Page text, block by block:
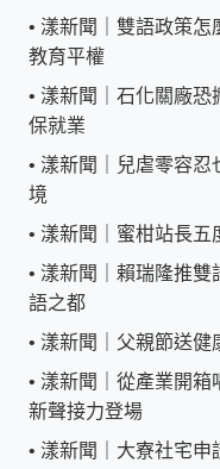
• 漾新聞｜雙語政策怎
教育平權
• 漾新聞｜石化關廠
保就業
• 漾新聞｜兒虐零容
境
• 漾新聞｜蜜柑站長
• 漾新聞｜賴瑞隆推
語之都
• 漾新聞｜父親節送
• 漾新聞｜從產業開
新聲接力登場
• 漾新聞｜大寮社宅